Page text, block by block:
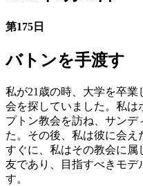
第175日
バトンを手渡す
私が21歳の時、大学を卒
会を探していました。私は
プトン教会を訪ね、サンデ
た。その後、私は彼に会
すぐに、私はその教会に属
友であり、目指すべきモ
す。